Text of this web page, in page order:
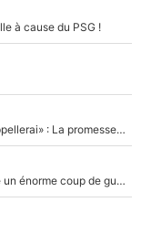
à cause du PSG !
Mercato - OM - «Dès que je prends un club, je t’appellerai» : La promesse de Marcelino au moment de claquer la porte
Victime de racisme contre Murray, Kyrgios pousse un énorme coup de gueule !